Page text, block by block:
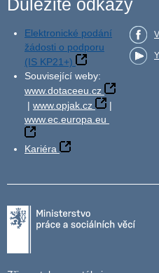
Důležité odkazy
Elektronické podání
žádosti o podporu
(IS KP21+)
Související weby:
www.dotaceeu.cz
| www.opjak.cz
|
www.ec.europa.eu
Kariéra